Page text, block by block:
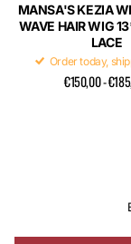
MANSA'S KEZIA
WAVE HAIR WIG
LACE
Order today,
€150,00-